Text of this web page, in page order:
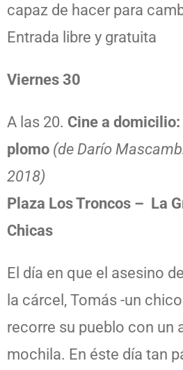
capaz de hacer para
Entrada libre y gratuita
Viernes 30
A las 20. Cine a
plomo (de Darío
2018)
Plaza Los Troncos – La
Chicas
El día en que el asesino
la cárcel, Tomás -un
recorre su pueblo con un
mochila. En éste día tan